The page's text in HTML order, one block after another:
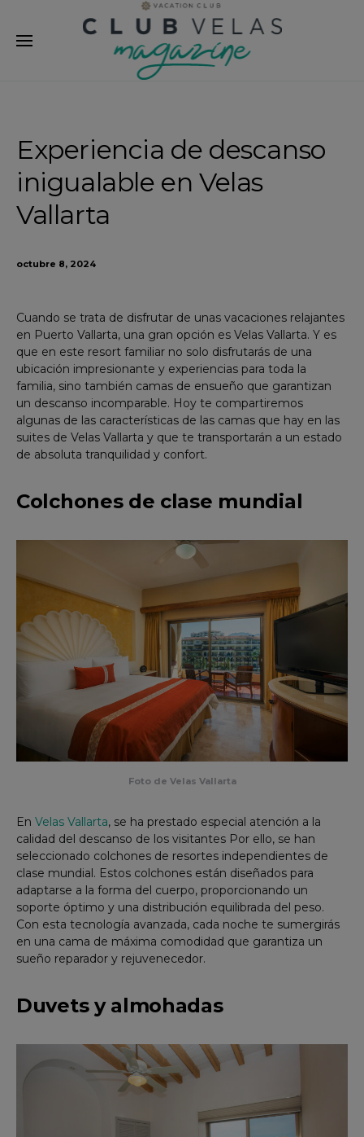
Experiencia de descanso
inigualable en Velas
Vallarta
octubre 8, 2024
Cuando se trata de disfrutar de unas vacaciones relajantes
en Puerto Vallarta, una gran opción es Velas Vallarta. Y es
que en este resort familiar no solo disfrutarás de una
ubicación impresionante y experiencias para toda la
familia, sino también camas de ensueño que garantizan
un descanso incomparable. Hoy te compartiremos
algunas de las características de las camas que hay en las
suites de Velas Vallarta y que te transportarán a un estado
de absoluta tranquilidad y confort.
Colchones de clase mundial
Foto de Velas Vallarta
En Velas Vallarta, se ha prestado especial atención a la
calidad del descanso de los visitantes Por ello, se han
seleccionado colchones de resortes independientes de
clase mundial. Estos colchones están diseñados para
adaptarse a la forma del cuerpo, proporcionando un
soporte óptimo y una distribución equilibrada del peso.
Con esta tecnología avanzada, cada noche te sumergirás
en una cama de máxima comodidad que garantiza un
sueño reparador y rejuvenecedor.
Duvets y almohadas
modal-check